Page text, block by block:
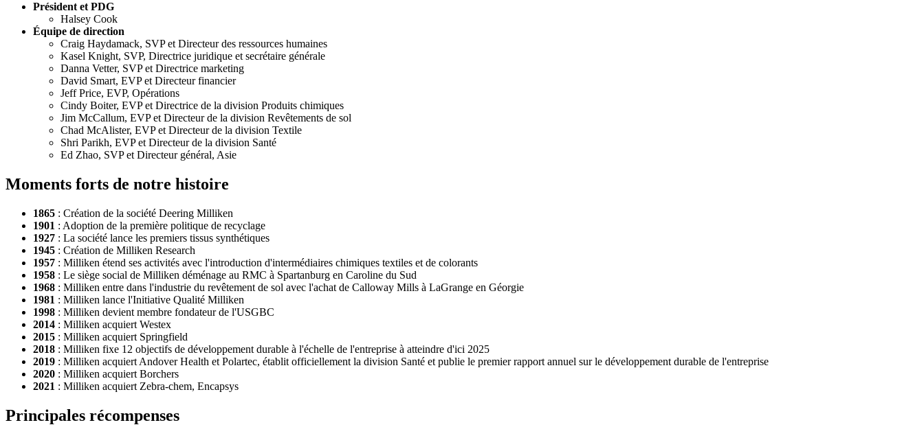
Président et PDG
Halsey Cook
Équipe de direction
Craig Haydamack, SVP et Directeur des ressources humaines
Kasel Knight, SVP, Directrice juridique et secrétaire générale
Danna Vetter, SVP et Directrice marketing
David Smart, EVP et Directeur financier
Jeff Price, EVP, Opérations
Cindy Boiter, EVP et Directrice de la division Produits chimiques
Jim McCallum, EVP et Directeur de la division Revêtements de sol
Chad McAlister, EVP et Directeur de la division Textile
Shri Parikh, EVP et Directeur de la division Santé
Ed Zhao, SVP et Directeur général, Asie
Moments forts de notre histoire
1865 : Création de la société Deering Milliken
1901 : Adoption de la première politique de recyclage
1927 : La société lance les premiers tissus synthétiques
1945 : Création de Milliken Research
1957 : Milliken étend ses activités avec l'introduction d'intermédiaires chimiques textiles et de colorants
1958 : Le siège social de Milliken déménage au RMC à Spartanburg en Caroline du Sud
1968 : Milliken entre dans l'industrie du revêtement de sol avec l'achat de Calloway Mills à LaGrange en Géorgie
1981 : Milliken lance l'Initiative Qualité Milliken
1998 : Milliken devient membre fondateur de l'USGBC
2014 : Milliken acquiert Westex
2015 : Milliken acquiert Springfield
2018 : Milliken fixe 12 objectifs de développement durable à l'échelle de l'entreprise à atteindre d'ici 2025
2019 : Milliken acquiert Andover Health et Polartec, établit officiellement la division Santé et publie le premier rapport annuel sur le développement durable de l'entreprise
2020 : Milliken acquiert Borchers
2021 : Milliken acquiert Zebra-chem, Encapsys
Principales récompenses